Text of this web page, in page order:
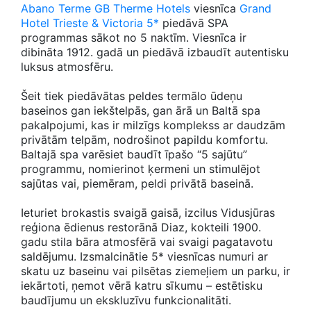
Abano Terme GB Therme Hotels viesnīca Grand
Hotel Trieste & Victoria 5* piedāvā SPA
programmas sākot no 5 naktīm. Viesnīca ir
dibināta 1912. gadā un piedāvā izbaudīt autentisku
luksus atmosfēru.
Šeit tiek piedāvātas peldes termālo ūdeņu
baseinos gan iekštelpās, gan ārā un Baltā spa
pakalpojumi, kas ir milzīgs komplekss ar daudzām
privātām telpām, nodrošinot papildu komfortu.
Baltajā spa varēsiet baudīt īpašo “5 sajūtu”
programmu, nomierinot ķermeni un stimulējot
sajūtas vai, piemēram, peldi privātā baseinā.
Ieturiet brokastis svaigā gaisā, izcilus Vidusjūras
reģiona ēdienus restorānā Diaz, kokteili 1900.
gadu stila bāra atmosfērā vai svaigi pagatavotu
saldējumu. Izsmalcinātie 5* viesnīcas numuri ar
skatu uz baseinu vai pilsētas ziemeļiem un parku, ir
iekārtoti, ņemot vērā katru sīkumu – estētisku
baudījumu un ekskluzīvu funkcionalitāti.